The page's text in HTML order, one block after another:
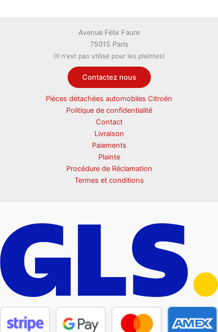
Avenue Félix Faure
75015 Paris
(Il n'est pas utilisé pour les plaintes)
Contactez nous
Pièces détachées automobiles Citroën
Politique de confidentialité
Contact
Livraison
Paiements
Plainte
Procédure de Réclamation
Termes et conditions